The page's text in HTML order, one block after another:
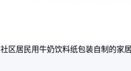
社区居民用牛奶饮料纸包装自制的家